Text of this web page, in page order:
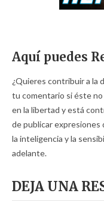
Aquí puedes
¿Quieres contribuir a la
tu comentario si éste
en la libertad y está
de publicar
la inteligencia y la
adelante.
DEJA UNA